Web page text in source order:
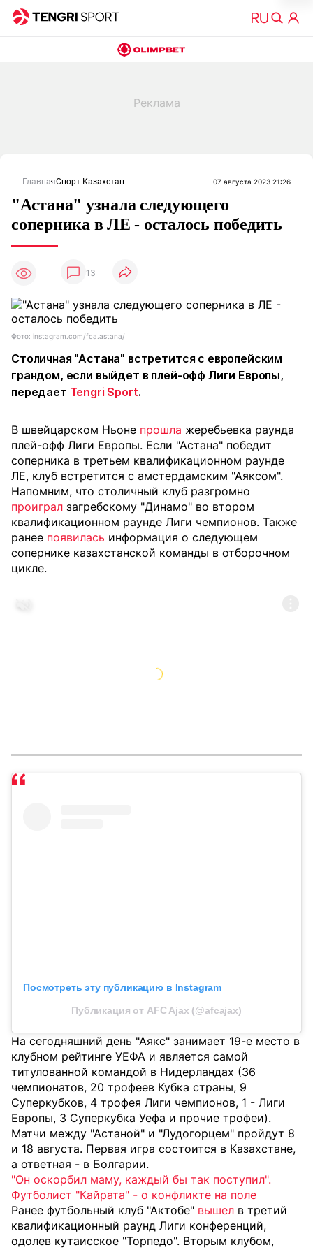
ГлавнаяСпорт Казахстан 07 августа 2023 21:26
"Астана" узнала следующего
соперника в ЛЕ - осталось победить
13
Фото: instagram.com/fca.astana/
Столичная "Астана" встретится с европейским
грандом, если выйдет в плей-офф Лиги Европы,
передает Tengri Sport.
В швейцарском Ньоне прошла жеребьевка раунда
плей-офф Лиги Европы. Если "Астана" победит
соперника в третьем квалификационном раунде
ЛЕ, клуб встретится с амстердамским "Аяксом".
Напомним, что столичный клуб разгромно
проиграл загребскому "Динамо" во втором
квалификационном раунде Лиги чемпионов. Также
ранее появилась информация о следующем
сопернике казахстанской команды в отборочном
цикле.
Посмотреть эту публикацию в Instagram
Публикация от AFC Ajax (@afcajax)
На сегодняшний день "Аякс" занимает 19-е место в
клубном рейтинге УЕФА и является самой
титулованной командой в Нидерландах (36
чемпионатов, 20 трофеев Кубка страны, 9
Суперкубков, 4 трофея Лиги чемпионов, 1 - Лиги
Европы, 3 Суперкубка Уефа и прочие трофеи).
Матчи между "Астаной" и "Лудогорцем" пройдут 8
и 18 августа. Первая игра состоится в Казахстане,
а ответная - в Болгарии.
"Он оскорбил маму, каждый бы так поступил".
Футболист "Кайрата" - о конфликте на поле
Ранее футбольный клуб "Актобе" вышел в третий
квалификационный раунд Лиги конференций,
одолев кутаисское "Торпедо". Вторым клубом,